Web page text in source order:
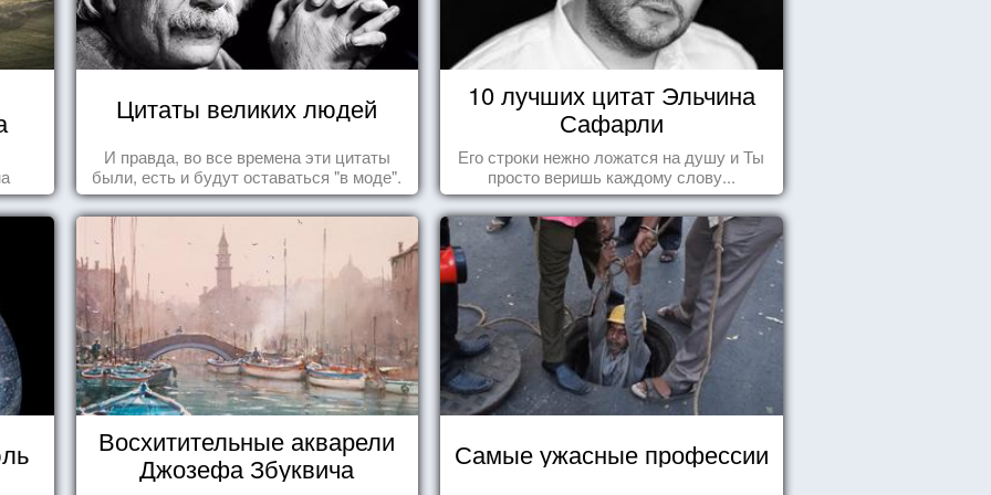
Цитаты великих людей
И правда, во все времена эти цитаты
были, есть и будут оставаться "в моде".
10 лучших цитат Эльчина
Сафарли
Его строки нежно ложатся на душу и Ты
просто веришь каждому слову...
Восхитительные акварели
Джозефа Збуквича
Самые ужасные профессии